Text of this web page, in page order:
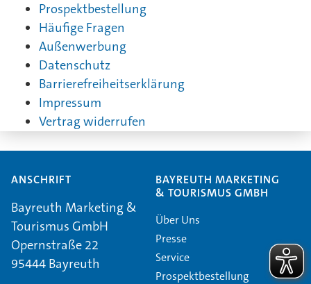
Prospektbestellung
Häufige Fragen
Außenwerbung
Datenschutz
Barrierefreiheitserklärung
Impressum
Vertrag widerrufen
ANSCHRIFT
Bayreuth Marketing &
Tourismus GmbH
Opernstraße 22
95444 Bayreuth
BAYREUTH MARKETING
& TOURISMUS GMBH
Über Uns
Presse
Service
Prospektbestellung